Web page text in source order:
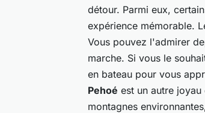
détour. Parmi eux,
expérience mémorable.
Vous pouvez l'admirer
marche. Si vous le
en bateau pour vous
Pehoé est un autre
montagnes